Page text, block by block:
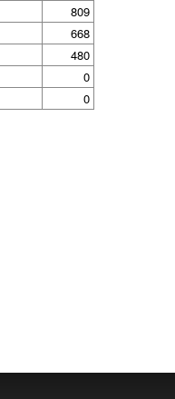
809
668
480
0
0